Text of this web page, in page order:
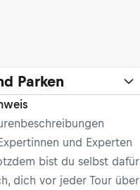
Parken
und Experten
bist du selbst dafür
dich vor jeder Tour über